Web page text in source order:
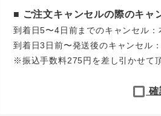
■ ご注文キャンセルの際のキャ
到着日5〜4日前までのキャンセル
到着日3日前〜発送後のキャンセル
※振込手数料275円を差し引かせて
確